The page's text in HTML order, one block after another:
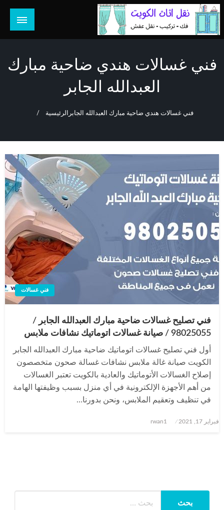
التخطي
إلى
المحتوى
هل تبحث عن أفضل خدمات بالكويت؟ خدمة فك نقل تركيب صيانة
فني غسالات هندي ضاحية مبارك
العبدالله الجابر
الرئيسية فني غسالات هندي ضاحية مبارك العبدالله الجابر
فني غسالات
فني تصليح غسالات ضاحية مبارك العبدالله الجابر /
98025055 / صيانة غسالات اتوماتيك نشافات ملابس
أول فني تصليح غسالات اتوماتيك ضاحية مبارك العبدالله الجابر
الكويت صيانة غالة ملابس نشافات غسالة صحون متخصصون
إصلاح الغسالات الأتوماتيك والعادية بالكويت تعتبر الغسالات
من أهم الأجهزة الإلكترونية في أي منزل بسبب وظيفتها الهامة
في تنظيف وتعقيم الملابس، ونحن بدورنا…
نُشر
فبراير 17, 2021 rwan1